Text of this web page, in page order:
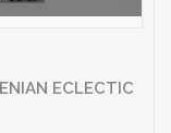
ECLECTIC